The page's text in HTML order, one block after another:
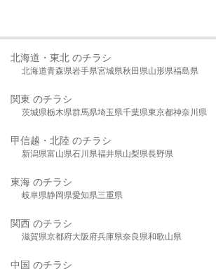
北海道・東北 のチラシ
北海道青森県岩手県宮城県秋田県山形県福島県
関東 のチラシ
茨城県栃木県群馬県埼玉県千葉県東京都神奈川県
甲信越・北陸 のチラシ
新潟県富山県石川県福井県山梨県長野県
東海 のチラシ
岐阜県静岡県愛知県三重県
関西 のチラシ
滋賀県京都府大阪府兵庫県奈良県和歌山県
中国 のチラシ